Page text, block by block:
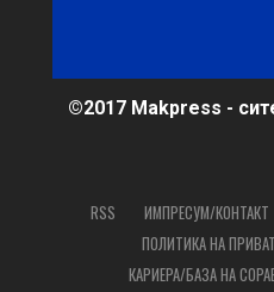
©2017 Makpress -
RSS ИМПРЕСУМ/КОНТАКТ
ПОЛИТИКА НА
КАРИЕРА/БАЗА НА